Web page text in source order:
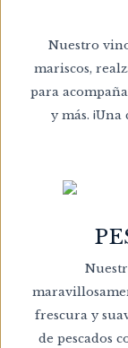
Nuestro
mariscos,
para
y más.
frescura y
de pescados